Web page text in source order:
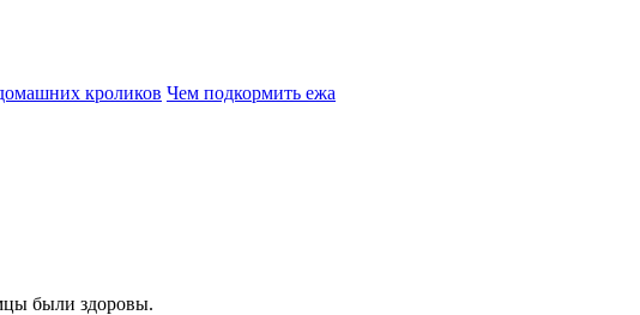
кроликов Чем подкормить ежа
были здоровы.